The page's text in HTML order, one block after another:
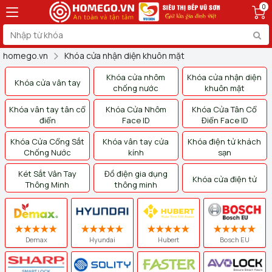
0
homego.vn Khóa cửa nhận diện khuôn mặt
Khóa cửa vân tay
Khóa cửa nhôm
chống nước
Khóa cửa nhận diện
khuôn mặt
Khóa vân tay tân cổ
điển
Khóa Cửa Nhôm
Face ID
Khóa Cửa Tân Cổ
Điển Face ID
Khóa Cửa Cổng Sắt
Chống Nước
Khóa vân tay cửa
kính
Khóa điện tử khách
sạn
Két Sắt Vân Tay
Thông Minh
Đồ điện gia dụng
thông minh
Khóa cửa điện tử
Demax Hyundai Hubert Bosch EU